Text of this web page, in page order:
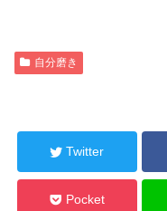
自分磨き
Twitter
Pocket